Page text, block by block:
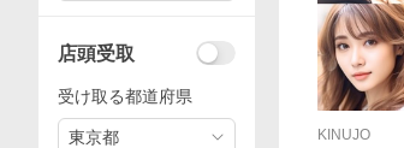
KINUJO
店頭受取
受け取る都道府県
東京都